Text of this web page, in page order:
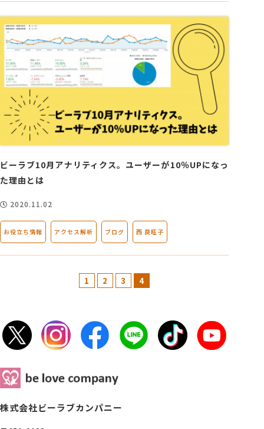
ビーラブ10月アナリティクス。ユーザーが10％UPになっ
た理由とは
2020.11.02
お役立ち情報 アクセス解析 ブログ 西 良旺子
1 2 3 4
株式会社ビーラブカンパニー